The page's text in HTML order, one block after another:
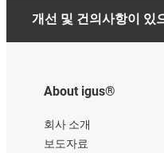
개선 및 건의사항이 있
About igus®
회사 소개
보도자료